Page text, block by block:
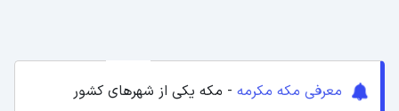
معرفی مکه مکرمه - مکه یکی از شهرهای کشور